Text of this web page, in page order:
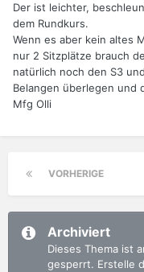
Der ist leichter,
dem Rundkurs.
Wenn es aber kein altes
nur 2 Sitzplätze brauch
natürlich noch den S3
Belangen überlegen und
Mfg Olli
VORHERIGE
Archiviert
Dieses Thema ist
gesperrt. Erstelle